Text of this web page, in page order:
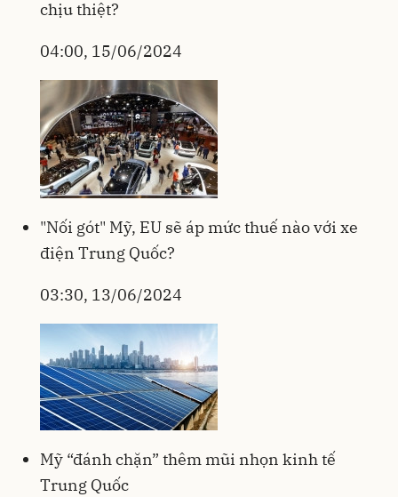
chịu thiệt?
04:00, 15/06/2024
"Nối gót" Mỹ, EU sẽ áp mức thuế nào với xe
điện Trung Quốc?
03:30, 13/06/2024
Mỹ “đánh chặn” thêm mũi nhọn kinh tế
Trung Quốc